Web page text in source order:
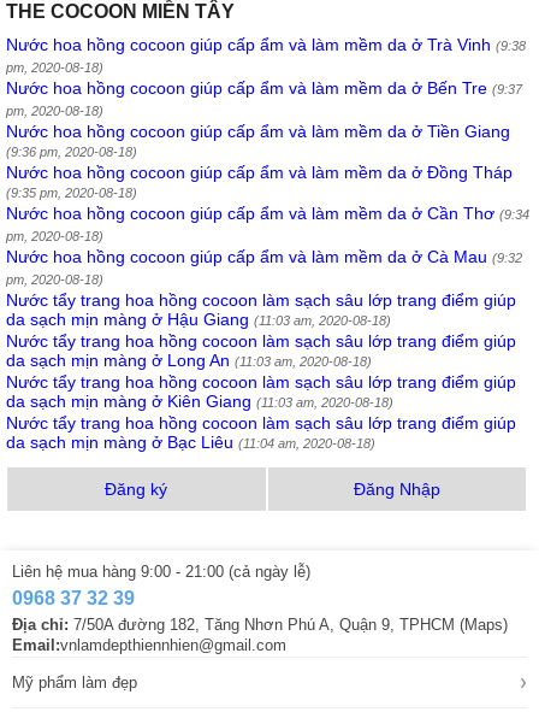
THE COCOON MIỀN TÂY
Nước hoa hồng cocoon giúp cấp ẩm và làm mềm da ở Trà Vinh (9:38
pm, 2020-08-18)
Nước hoa hồng cocoon giúp cấp ẩm và làm mềm da ở Bến Tre (9:37
pm, 2020-08-18)
Nước hoa hồng cocoon giúp cấp ẩm và làm mềm da ở Tiền Giang
(9:36 pm, 2020-08-18)
Nước hoa hồng cocoon giúp cấp ẩm và làm mềm da ở Đồng Tháp
(9:35 pm, 2020-08-18)
Nước hoa hồng cocoon giúp cấp ẩm và làm mềm da ở Cần Thơ (9:34
pm, 2020-08-18)
Nước hoa hồng cocoon giúp cấp ẩm và làm mềm da ở Cà Mau (9:32
pm, 2020-08-18)
Nước tẩy trang hoa hồng cocoon làm sạch sâu lớp trang điểm giúp
da sạch mịn màng ở Hậu Giang (11:03 am, 2020-08-18)
Nước tẩy trang hoa hồng cocoon làm sạch sâu lớp trang điểm giúp
da sạch mịn màng ở Long An (11:03 am, 2020-08-18)
Nước tẩy trang hoa hồng cocoon làm sạch sâu lớp trang điểm giúp
da sạch mịn màng ở Kiên Giang (11:03 am, 2020-08-18)
Nước tẩy trang hoa hồng cocoon làm sạch sâu lớp trang điểm giúp
da sạch mịn màng ở Bạc Liêu (11:04 am, 2020-08-18)
Đăng ký Đăng Nhập
Liên hệ mua hàng 9:00 - 21:00 (cả ngày lễ)
0968 37 32 39
Địa chỉ: 7/50A đường 182, Tăng Nhơn Phú A, Quận 9, TPHCM (Maps)
Email:vnlamdepthiennhien@gmail.com
Mỹ phẩm làm đẹp ›